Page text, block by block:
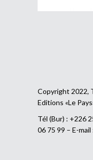
Copyright 2022,
Editions «Le
Tél (Bur) : +226
06 75 99 – E-mail